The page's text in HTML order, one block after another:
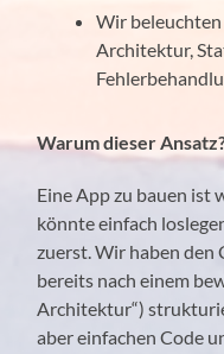
Wir
Architektur,
Warum dieser
Eine App zu bauen ist
könnte einfach
zuerst. Wir haben den
bereits nach einem
Architektur“)
aber einfachen Code